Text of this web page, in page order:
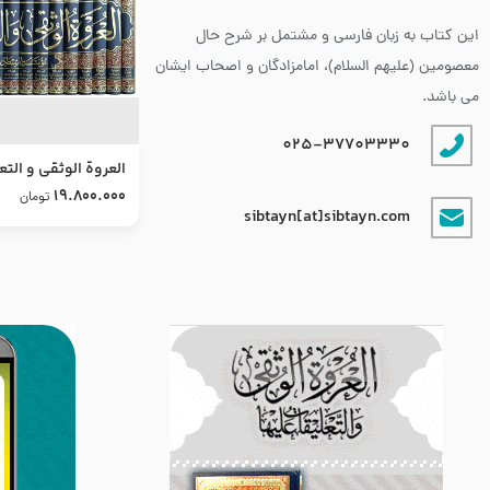
این کتاب به زبان فارسی و مشتمل بر شرح حال
معصومین (علیهم السلام)، امامزادگان و اصحاب ایشان
می باشد.
025-37703330
sibtayn[at]sibtayn.com
العروة الوثقى و
طرح جدید
19.800.000 تومان